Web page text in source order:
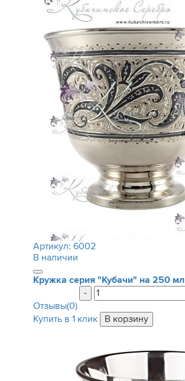
Артикул: 6002
В наличии
Кружка серия "Кубачи" на 250 мл
-
Отзывы(0)
Купить в 1 клик